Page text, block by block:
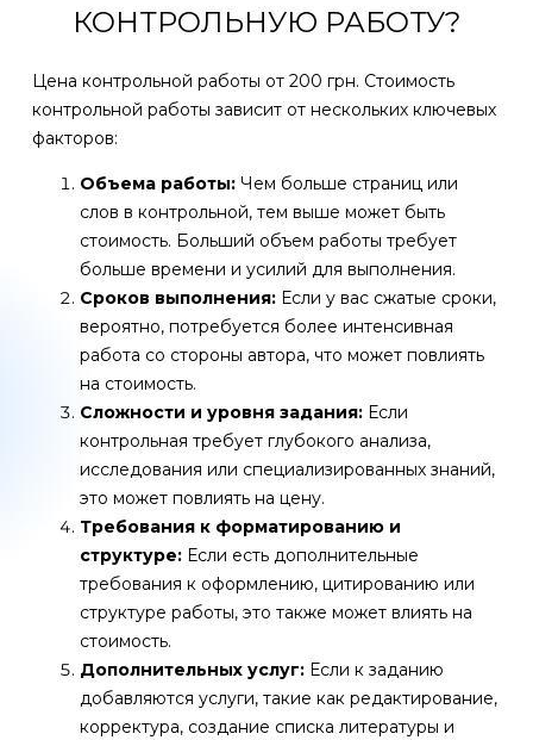
КОНТРОЛЬНУЮ РАБОТУ?
Цена контрольной работы от 200 грн. Стоимость
контрольной работы зависит от нескольких ключевых
факторов:
Объема работы: Чем больше страниц или
слов в контрольной, тем выше может быть
стоимость. Больший объем работы требует
больше времени и усилий для выполнения.
Сроков выполнения: Если у вас сжатые сроки,
вероятно, потребуется более интенсивная
работа со стороны автора, что может повлиять
на стоимость.
Сложности и уровня задания: Если
контрольная требует глубокого анализа,
исследования или специализированных знаний,
это может повлиять на цену.
Требования к форматированию и
структуре: Если есть дополнительные
требования к оформлению, цитированию или
структуре работы, это также может влиять на
стоимость.
Дополнительных услуг: Если к заданию
добавляются услуги, такие как редактирование,
корректура, создание списка литературы и